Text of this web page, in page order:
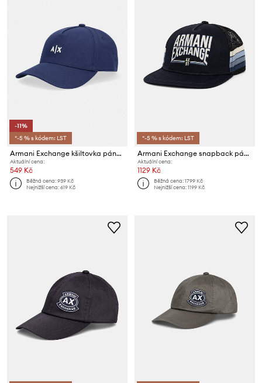
-11%
*-5 % s kódem: LST
Armani Exchange kšiltovka pánská bavlněná
Aktuální cena:
549 Kč
Běžná cena:939 Kč
Nejnižší cena:619 Kč
*-5 % s kódem: LST
Armani Exchange snapback pánský
Aktuální cena:
1129 Kč
Běžná cena:1799 Kč
Nejnižší cena:1199 Kč